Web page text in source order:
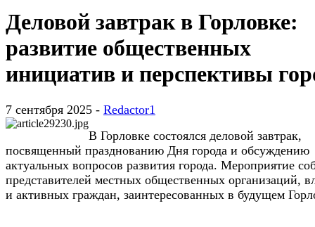
Деловой завтрак в Горловке:
развитие общественных
инициатив и перспективы
7 сентября 2025 - Redactor1
В Горловке состоялся деловой завтрак,
посвященный празднованию Дня города и обсуждению
актуальных вопросов развития города. Мероприятие
представителей местных общественных организаций,
и активных граждан, заинтересованных в будущем